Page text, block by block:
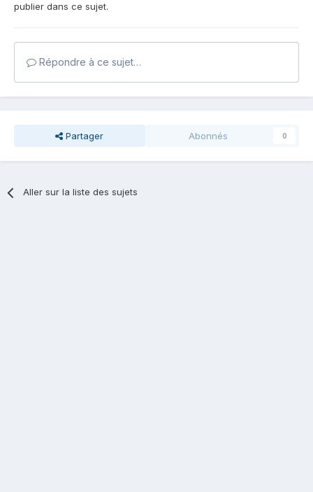
publier dans ce sujet.
Répondre à ce sujet…
Partager Abonnés 0
Aller sur la liste des sujets